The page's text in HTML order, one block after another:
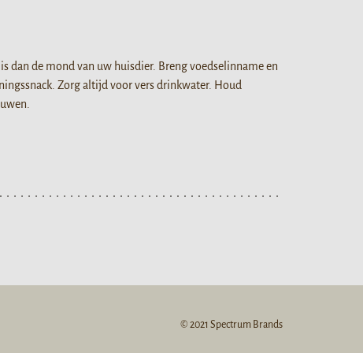
dan de mond van uw huisdier. Breng voedselinname en
Zorg altijd voor vers drinkwater. Houd
© 2021 Spectrum Brands